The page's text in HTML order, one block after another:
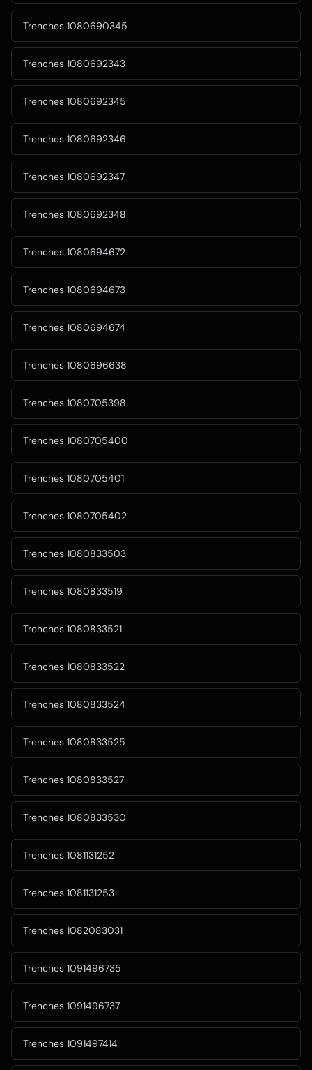
Trenches 1080690345
Trenches 1080692343
Trenches 1080692345
Trenches 1080692346
Trenches 1080692347
Trenches 1080692348
Trenches 1080694672
Trenches 1080694673
Trenches 1080694674
Trenches 1080696638
Trenches 1080705398
Trenches 1080705400
Trenches 1080705401
Trenches 1080705402
Trenches 1080833503
Trenches 1080833519
Trenches 1080833521
Trenches 1080833522
Trenches 1080833524
Trenches 1080833525
Trenches 1080833527
Trenches 1080833530
Trenches 1081131252
Trenches 1081131253
Trenches 1082083031
Trenches 1091496735
Trenches 1091496737
Trenches 1091497414